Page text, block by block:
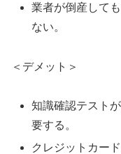
業者が倒産して
ない。
＜デメット＞
知識確認テスト
要する。
クレジットカー